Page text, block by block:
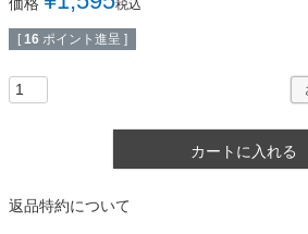
税込
[ 16 ポイント進呈 ]
カートに入れる
返品特約について